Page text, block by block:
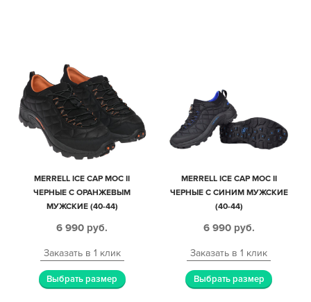
MERRELL ICE CAP MOC II
ЧЕРНЫЕ С ОРАНЖЕВЫМ
МУЖСКИЕ (40-44)
6 990 руб.
Заказать в 1 клик
Выбрать размер
MERRELL ICE CAP MOC II
ЧЕРНЫЕ С СИНИМ МУЖСКИЕ
(40-44)
6 990 руб.
Заказать в 1 клик
Выбрать размер